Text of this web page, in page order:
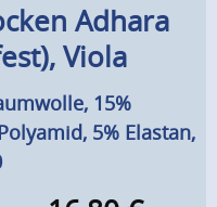
Sprachen
Adhara
Viola
15%
5% Elastan,